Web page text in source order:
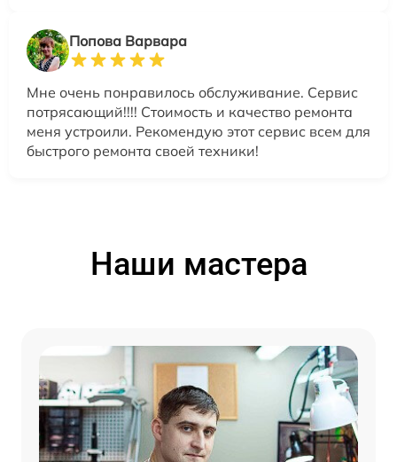
Попова Варвара
Мне очень понравилось обслуживание. Сервис
потрясающий!!!! Стоимость и качество ремонта
меня устроили. Рекомендую этот сервис всем для
быстрого ремонта своей техники!
Наши мастера